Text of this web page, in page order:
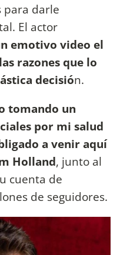
para darle
El actor
emotivo video el
razones que lo
decisión.
tomando un
por mi salud
a venir aquí
Holland, junto al
cuenta de
de seguidores.